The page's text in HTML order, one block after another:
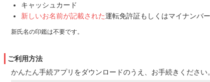
キャッシュカード
新しいお名前が記載された運転免許証もしくはマイナンバ
新氏名の印鑑は不要です。
ご利用方法
かんたん手続アプリをダウンロードのうえ、お手続きください。